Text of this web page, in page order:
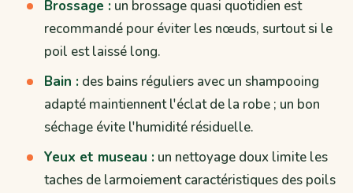
Brossage : un brossage quasi quotidien est
recommandé pour éviter les nœuds, surtout si le
poil est laissé long.
Bain : des bains réguliers avec un shampooing
adapté maintiennent l'éclat de la robe ; un bon
séchage évite l'humidité résiduelle.
Yeux et museau : un nettoyage doux limite les
taches de larmoiement caractéristiques des poils